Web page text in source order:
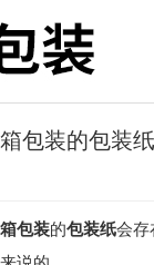
包装的包装
包装的包装纸会存